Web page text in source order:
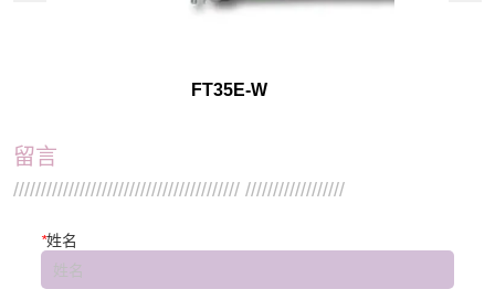
FT35E-W
留言
///////////////////////////////////////// //////////////////
*姓名